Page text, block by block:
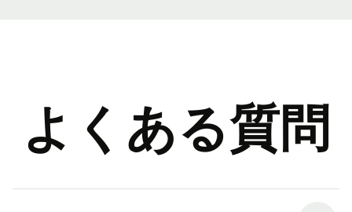
よくある質問